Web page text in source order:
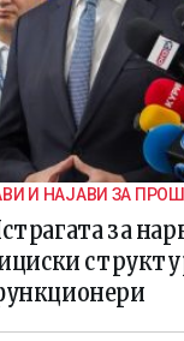
И НАЈАВИ ЗА
за